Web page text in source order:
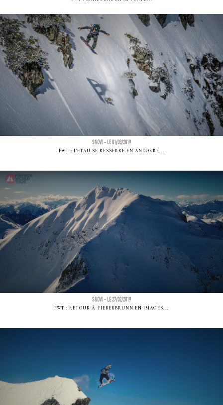
SNOW - LE 01/03/2019
FWT : L'ETAU SE RESSERRE EN ANDORRE...
SNOW - LE 27/02/2019
FWT : RETOUR Ã FIEBERBRUNN EN IMAGES...